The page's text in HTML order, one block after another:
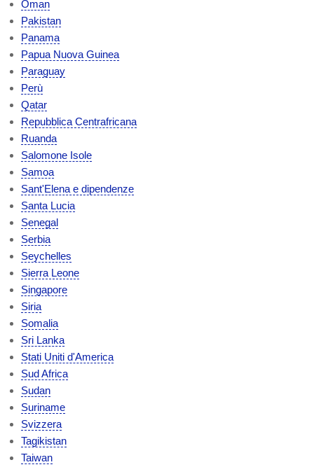
Oman
Pakistan
Panama
Papua Nuova Guinea
Paraguay
Perù
Qatar
Repubblica Centrafricana
Ruanda
Salomone Isole
Samoa
Sant'Elena e dipendenze
Santa Lucia
Senegal
Serbia
Seychelles
Sierra Leone
Singapore
Siria
Somalia
Sri Lanka
Stati Uniti d'America
Sud Africa
Sudan
Suriname
Svizzera
Tagikistan
Taiwan